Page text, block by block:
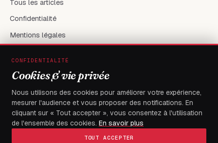
Tous les articles
Confidentialité
Mentions légales
X / Twitter
flambeaudesdemocrates@gmail.com
CONFIDENTIALITÉ
Cookies & vie privée
Nous utilisons des cookies pour améliorer votre expérience,
mesurer l'audience et vous proposer des notifications. En
cliquant sur « Tout accepter », vous consentez à l'utilisation
de l'ensemble des cookies. En savoir plus
TOUT ACCEPTER